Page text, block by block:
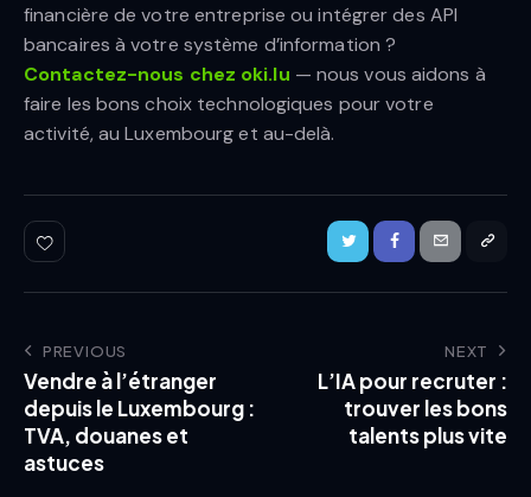
financière de votre entreprise ou intégrer des API
bancaires à votre système d’information ?
Contactez-nous chez oki.lu — nous vous aidons à
faire les bons choix technologiques pour votre
activité, au Luxembourg et au-delà.
PREVIOUS
Vendre à l’étranger
depuis le Luxembourg :
TVA, douanes et
astuces
NEXT
L’IA pour recruter :
trouver les bons
talents plus vite